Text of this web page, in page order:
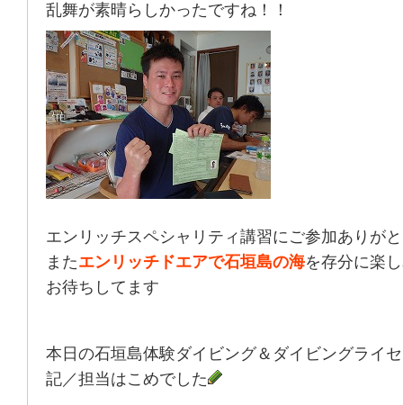
乱舞が素晴らしかったですね！！
エンリッチスペシャリティ講習にご参加ありが
またエンリッチドエアで石垣島の海を存分に楽
お待ちしてます
本日の石垣島体験ダイビング＆ダイビングライ
記／担当はこめでした